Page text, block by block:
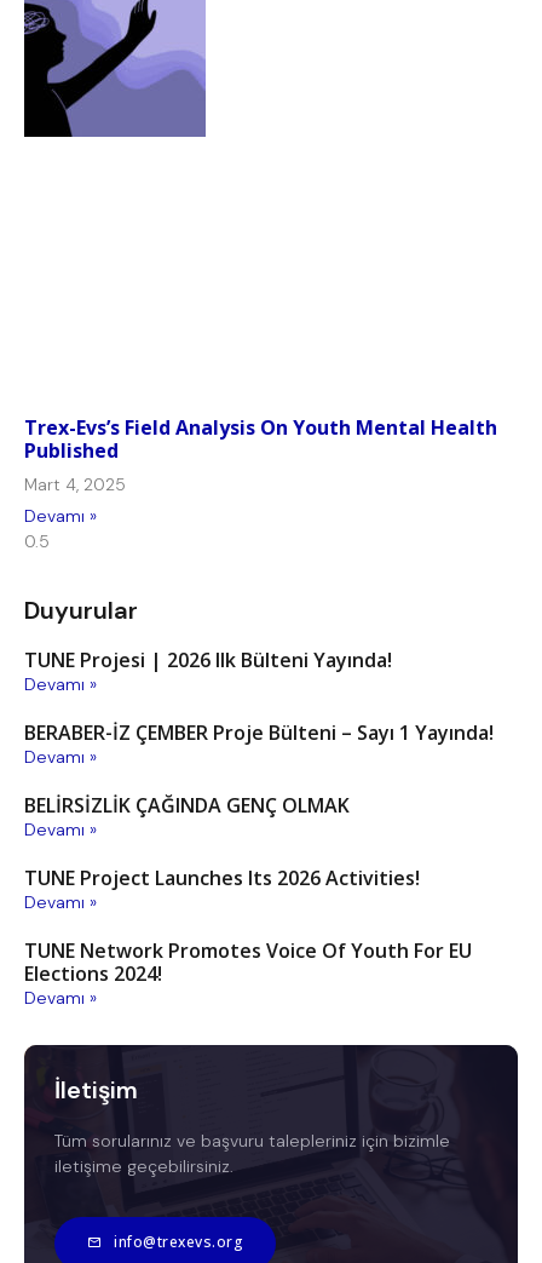
Trex-Evs’s Field Analysis On Youth Mental Health
Published
Mart 4, 2025
Devamı »
Duyurular
TUNE Projesi | 2026 Ilk Bülteni Yayında!
Devamı »
BERABER-İZ ÇEMBER Proje Bülteni – Sayı 1 Yayında!
Devamı »
BELİRSİZLİK ÇAĞINDA GENÇ OLMAK
Devamı »
TUNE Project Launches Its 2026 Activities!
Devamı »
TUNE Network Promotes Voice Of Youth For EU
Elections 2024!
Devamı »
İletişim
Tüm sorularınız ve başvuru talepleriniz için bizimle
iletişime geçebilirsiniz.
info@trexevs.org